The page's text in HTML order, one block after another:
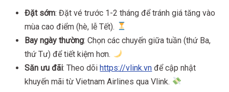
Đặt sớm: Đặt vé trước 1-2 tháng để tránh giá tăng vào
mùa cao điểm (hè, lễ Tết).
Bay ngày thường: Chọn các chuyến giữa tuần (thứ Ba,
thứ Tư) để tiết kiệm hơn.
Săn ưu đãi: Theo dõihttps://vlink.vn để cập nhật
khuyến mãi từ Vietnam Airlines qua Vlink.